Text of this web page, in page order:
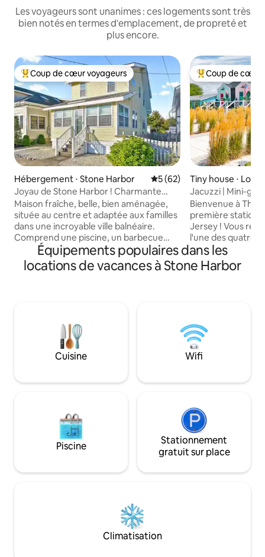
Les voyageurs sont unanimes : ces logements sont très
bien notés en termes d'emplacement, de propreté et
plus encore.
Coups de cœur voyageurs les plus appréciés
Coup de cœur voyageurs
Hébergement ⋅ Stone Harbor Évaluation moyenne sur la
5 (62)
Joyau de Stone Harbor ! Charmante
maison de plage de 3 chambres
Maison fraîche, belle, bien aménagée,
située au centre et adaptée aux familles
dans une incroyable ville balnéaire.
Comprend une piscine, un barbecue
extérieur, un espace extérieur pour
manger/s'asseoir/une cour clôturée, le
Wi-Fi, la climatisation centrale, un lave-
dans ce logement lumineux et
confortable. Les voyageurs apportent
leurs draps/serviettes/équipement de
plage ; animaux de compagnie interdits.
14 h 00/Départ à 10 h 00. NOUVELLE
COMPLÈTE, LAVE-LINGE/SÈCHE-LINGE.
Piscine ouverte de mai à octobre
Coups de cœur
Coup de cœur
Tiny house ⋅
Jacuzzi | Mini-golf
sport — Quad
Bienvenue à The
première station
Jersey ! Vous
l'une des quatre
chalets
sorte que
aventure ! Vous
sport complète
à une buanderie
quelques pas
tranquille et à
la station
Équipements populaires dans les
locations de vacances à Stone Harbor
Cuisine Wifi
Piscine
Stationnement
gratuit sur place
Climatisation